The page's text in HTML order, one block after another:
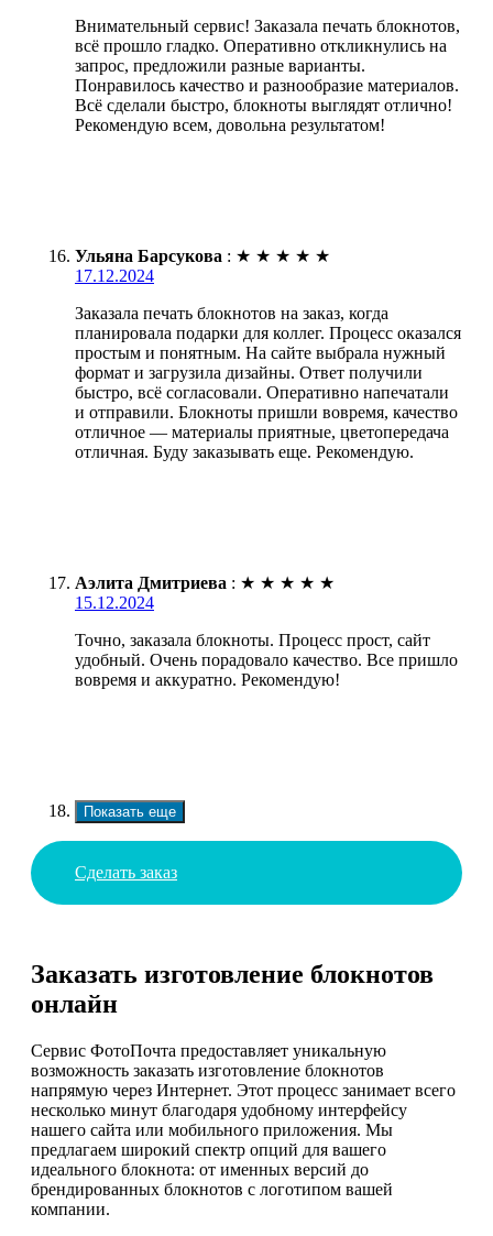
Внимательный сервис! Заказала печать блокнотов,
всё прошло гладко. Оперативно откликнулись на
запрос, предложили разные варианты.
Понравилось качество и разнообразие материалов.
Всё сделали быстро, блокноты выглядят отлично!
Рекомендую всем, довольна результатом!
Ульяна Барсукова : ★ ★ ★ ★ ★
17.12.2024
Заказала печать блокнотов на заказ, когда
планировала подарки для коллег. Процесс оказался
простым и понятным. На сайте выбрала нужный
формат и загрузила дизайны. Ответ получили
быстро, всё согласовали. Оперативно напечатали
и отправили. Блокноты пришли вовремя, качество
отличное — материалы приятные, цветопередача
отличная. Буду заказывать еще. Рекомендую.
Аэлита Дмитриева : ★ ★ ★ ★ ★
15.12.2024
Точно, заказала блокноты. Процесс прост, сайт
удобный. Очень порадовало качество. Все пришло
вовремя и аккуратно. Рекомендую!
Показать еще
Сделать заказ
Заказать изготовление блокнотов
онлайн
Сервис ФотоПочта предоставляет уникальную
возможность заказать изготовление блокнотов
напрямую через Интернет. Этот процесс занимает всего
несколько минут благодаря удобному интерфейсу
нашего сайта или мобильного приложения. Мы
предлагаем широкий спектр опций для вашего
идеального блокнота: от именных версий до
брендированных блокнотов с логотипом вашей
компании.